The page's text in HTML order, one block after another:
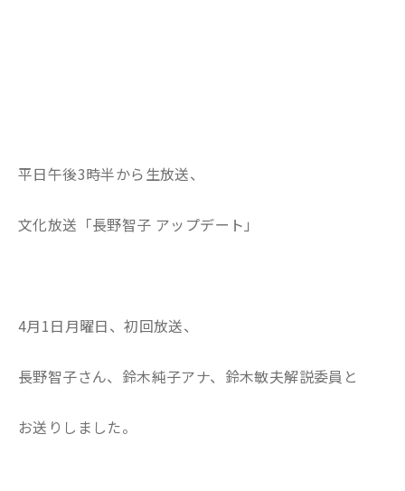
平日午後3時半から生放送、
文化放送「長野智子 アップデート」
4月1日月曜日、初回放送、
長野智子さん、鈴木純子アナ、鈴木敏夫解説委員と
お送りしました。